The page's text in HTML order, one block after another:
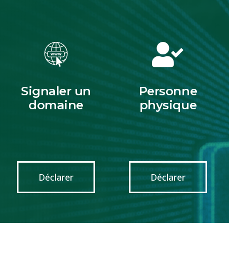
Signaler un
domaine
Déclarer
Personne
physique
Déclarer